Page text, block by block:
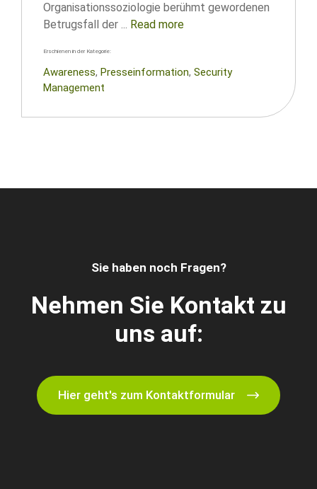
Organisationssoziologie berühmt gewordenen
Betrugsfall der ... Read more
Erschienen in der Kategorie:
Awareness, Presseinformation, Security
Management
Sie haben noch Fragen?
Nehmen Sie Kontakt zu
uns auf:
Hier geht's zum Kontaktformular